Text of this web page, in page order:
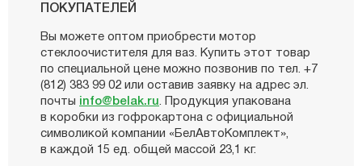
ПОКУПАТЕЛЕЙ
Вы можете оптом приобрести мотор
стеклоочистителя для ваз. Купить этот товар
по специальной цене можно позвонив по тел. +7
(812) 383 99 02 или оставив заявку на адрес эл.
почты info@belak.ru. Продукция упакована
в коробки из гофрокартона с официальной
символикой компании «БелАвтоКомплект»,
в каждой 15 ед. общей массой 23,1 кг.